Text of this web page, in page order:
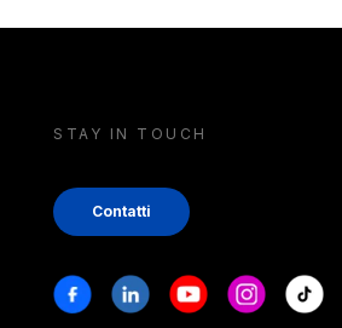
STAY IN TOUCH
Contatti
Stay in touch
FacebookLinkedinYoutubeInstagram
Tiktok